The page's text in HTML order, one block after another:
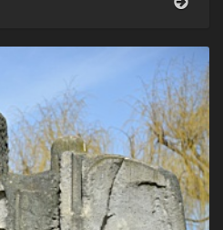
Huta